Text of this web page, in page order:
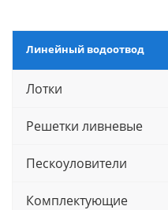
Линейный водоотвод
Лотки
Решетки ливневые
Пескоуловители
Комплектующие